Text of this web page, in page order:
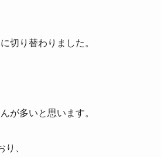
切り替わりました。
が多いと思います。
、